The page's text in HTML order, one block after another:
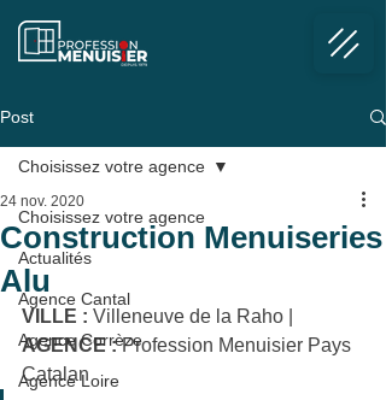
Post
Choisissez votre agence
Actualités
Agence Cantal
Agence Corrèze
Agence Loire
Choisissez votre agence
Construction Menuiseries
Alu
24 nov. 2020
VILLE : Villeneuve de la Raho
AGENCE : Profession Menuisier Pays
Catalan